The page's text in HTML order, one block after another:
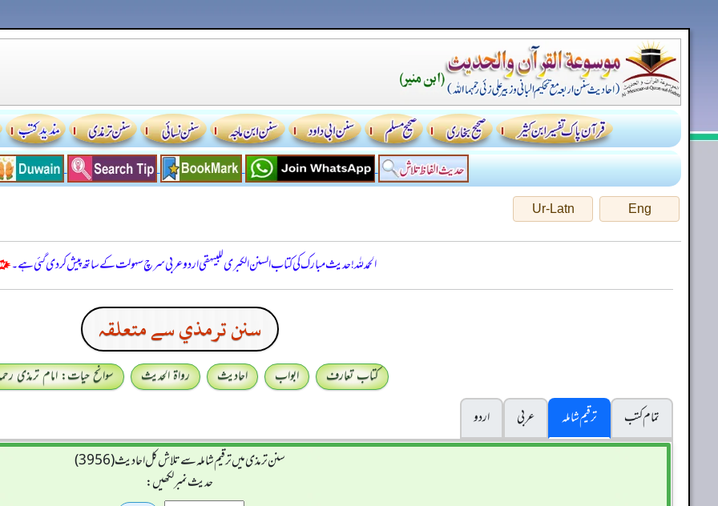
Eng
Ur-Latn
الحمدللہ! حدیث مبارک کی کتاب السنن الكبرى للبيهقي اردو عربی سرچ سہولت کے ساتھ پیش کر دی گئی ہے۔
سنن ترمذي سے متعلقہ
کتاب تعارف ابواب احادیث رواۃ الحدیث
سوانح حیات: امام ترمذی
تمام کتب
ترقیم شاملہ عربی
اردو
سنن ترمذی میں ترقیم شاملہ سے تلاش کل احادیث (3956)
حدیث نمبر لکھیں: